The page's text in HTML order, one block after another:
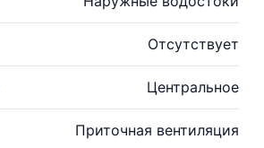
Отсутствует
Центральное
Приточная вентиляция